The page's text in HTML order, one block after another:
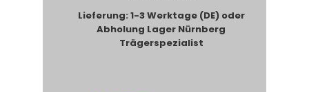
Lieferung: 1-3 Werktage (DE) oder
Abholung Lager Nürnberg
Trägerspezialist